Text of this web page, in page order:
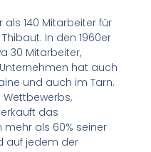
140 Mitarbeiter für
In den 1960er
30 Mitarbeiter,
hat auch
und auch im Tarn.
das
als 60% seiner
auf jedem der